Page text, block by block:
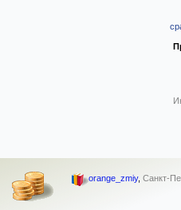
orange_zmiy, Санкт-